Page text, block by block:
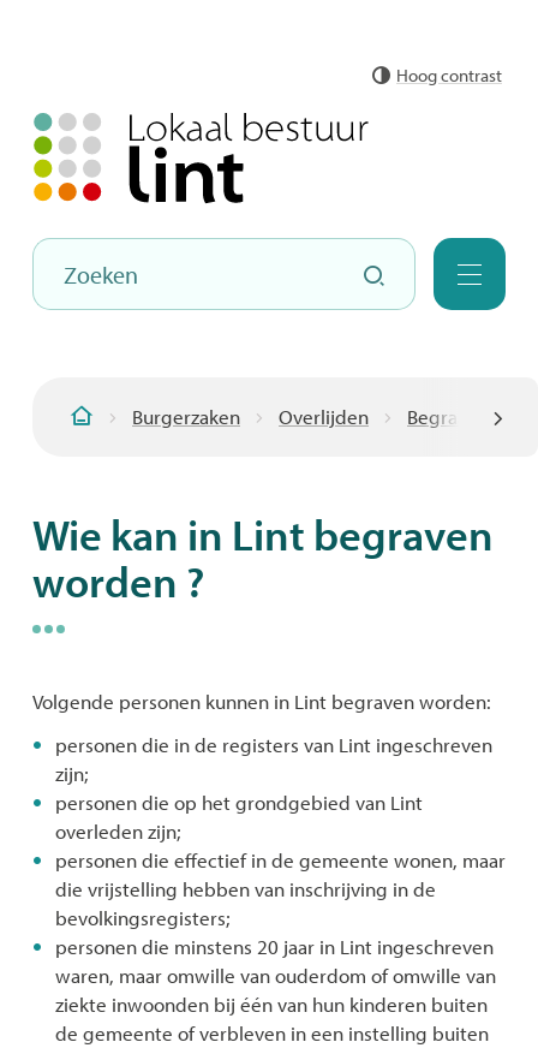
Hoog contrast
Hoe
kunnen
we
Zoeken
Menu
Burgerzaken Overlijden Begraafplaats
Wie kan in Lint begraven
worden ?
Volgende personen kunnen in Lint begraven worden:
personen die in de registers van Lint ingeschreven
zijn;
personen die op het grondgebied van Lint
overleden zijn;
personen die effectief in de gemeente wonen, maar
die vrijstelling hebben van inschrijving in de
bevolkingsregisters;
personen die minstens 20 jaar in Lint ingeschreven
waren, maar omwille van ouderdom of omwille van
ziekte inwoonden bij één van hun kinderen buiten
de gemeente of verbleven in een instelling buiten